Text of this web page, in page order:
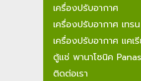
เครื่องปรับอากาศ
เครื่องปรับอากาศ เทร
เครื่องปรับอากาศ แคเ
ตู้แช่ พานาโซนิค
ติดต่อเรา